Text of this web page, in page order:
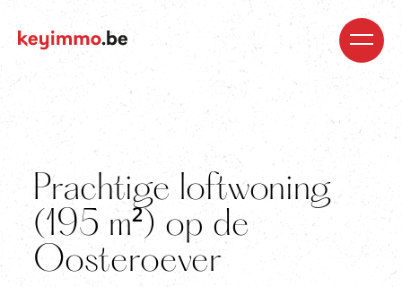
Prachtige loftwoning
(195 m²) op de
Oosteroever